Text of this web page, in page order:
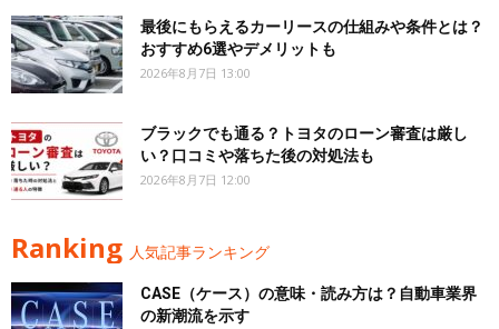
最後にもらえるカーリースの仕組みや条件とは？
おすすめ6選やデメリットも
2026年8月7日 13:00
ブラックでも通る？トヨタのローン審査は厳し
い？口コミや落ちた後の対処法も
2026年8月7日 12:00
Ranking 人気記事ランキング
CASE（ケース）の意味・読み方は？自動車業界
の新潮流を示す